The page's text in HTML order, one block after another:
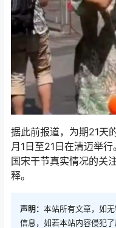
据此前报道，为期21天
月1日至21日在清迈举
国宋干节真实情况的关
释。
声明： 本站所有文章，如
信息，如若本站内容侵犯